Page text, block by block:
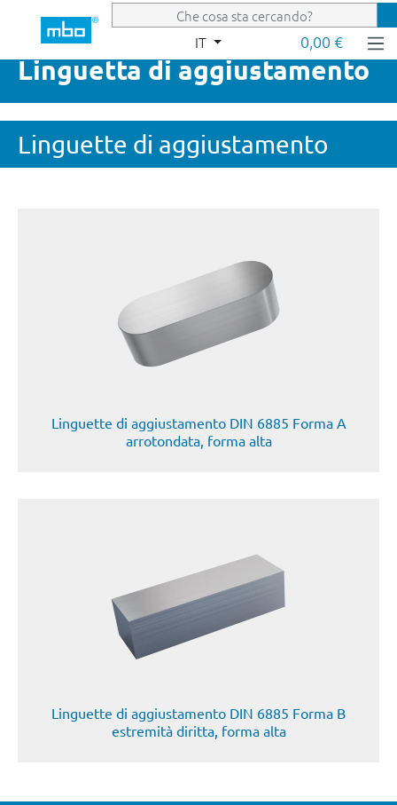
Passa al contenuto principale
IT 0,00 €
Linguetta di aggiustamento
Linguette di aggiustamento
Linguette di aggiustamento DIN 6885 Forma A
arrotondata, forma alta
Linguette di aggiustamento DIN 6885 Forma B
estremità diritta, forma alta